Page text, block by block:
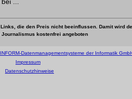
...
die den Preis nicht beeinflussen. Damit wird
Journalismus kostenfrei angeboten
INFORM-Datenmanagementsysteme der Informatik
Impressum
Datenschutzhinweise